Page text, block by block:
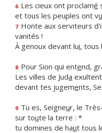
6 Les cieux ont proclamé
et tous les peuples ont vu
7 Honte aux serviteurs
vanités !
À genoux devant lui, tous
8 Pour Sion qui entend,
Les villes de Juda exultent
devant tes jugements,
9 Tu es, Seigneur, le
sur toute la terre : *
tu domines de haut tous